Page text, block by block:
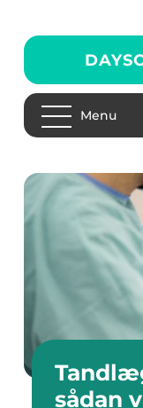
Menu
sådan